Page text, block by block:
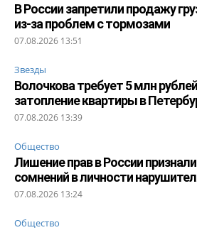
В России запретили продажу
из-за проблем с тормозами
07.08.2026 13:51
Звезды
Волочкова требует 5 млн
затопление квартиры в
07.08.2026 13:39
Общество
Лишение прав в России
сомнений в личности
07.08.2026 13:24
Общество